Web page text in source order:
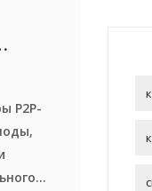
P2P-